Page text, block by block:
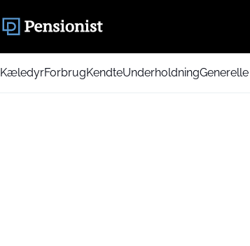
KæledyrForbrugKendteUnderholdning